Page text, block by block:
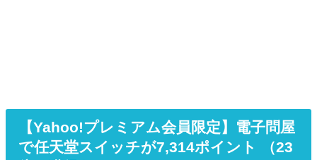
【Yahoo!プレミアム会員限定】電子問屋
で任天堂スイッチが7,314ポイント （23